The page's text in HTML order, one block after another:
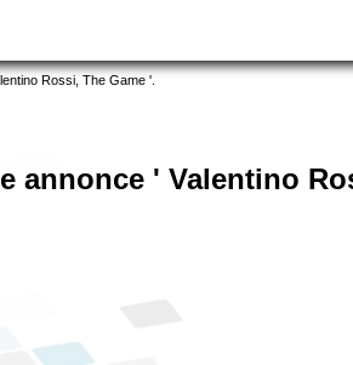
Rossi, The Game '.
annonce ' Valentino